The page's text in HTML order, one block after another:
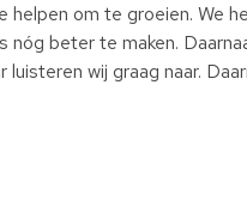
helpen om te groeien.
nóg beter te maken.
luisteren wij graag naar.